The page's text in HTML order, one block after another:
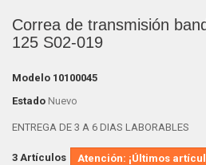
Correa de transmisión
125 S02-019
Modelo 10100045
Estado Nuevo
ENTREGA DE 3 A 6 DIAS LABORABLES
3 Artículos Atención: ¡Últimos